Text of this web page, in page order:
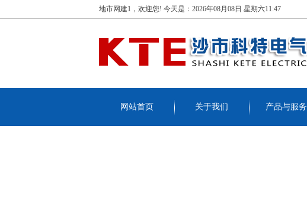
地市网建1，欢迎您! 今天是： 2026年08月08日 星期六11:47
网站首页 关于我们 产品与服务